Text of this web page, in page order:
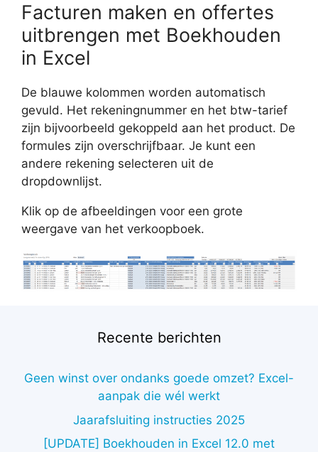
Facturen maken en offertes
uitbrengen met Boekhouden
in Excel
De blauwe kolommen worden automatisch
gevuld. Het rekeningnummer en het btw-tarief
zijn bijvoorbeeld gekoppeld aan het product. De
formules zijn overschrijfbaar. Je kunt een
andere rekening selecteren uit de
dropdownlijst.
Klik op de afbeeldingen voor een grote
weergave van het verkoopboek.
Recente berichten
Geen winst over ondanks goede omzet? Excel-
aanpak die wél werkt
Jaarafsluiting instructies 2025
[UPDATE] Boekhouden in Excel 12.0 met